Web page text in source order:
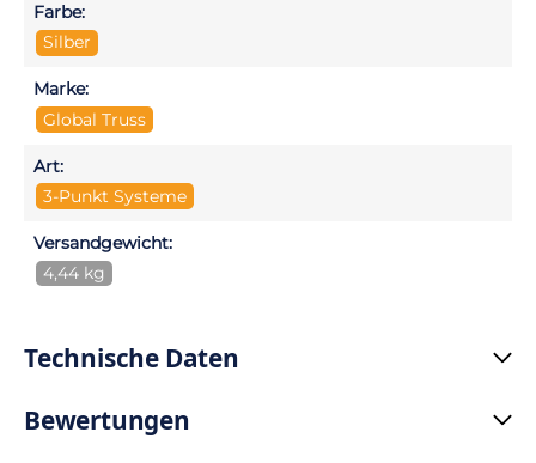
Farbe:
Silber
Marke:
Global Truss
Art:
3-Punkt Systeme
Versandgewicht:
4,44 kg
Technische Daten
Bewertungen